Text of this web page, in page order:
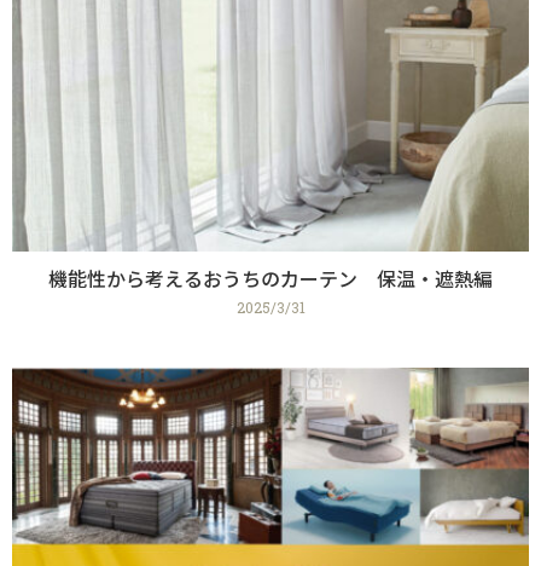
機能性から考えるおうちのカーテン 保温・遮熱編
2025/3/31